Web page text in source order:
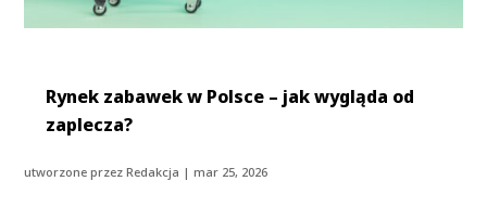
Rynek zabawek w Polsce – jak wygląda od
zaplecza?
utworzone przezRedakcja |mar 25, 2026